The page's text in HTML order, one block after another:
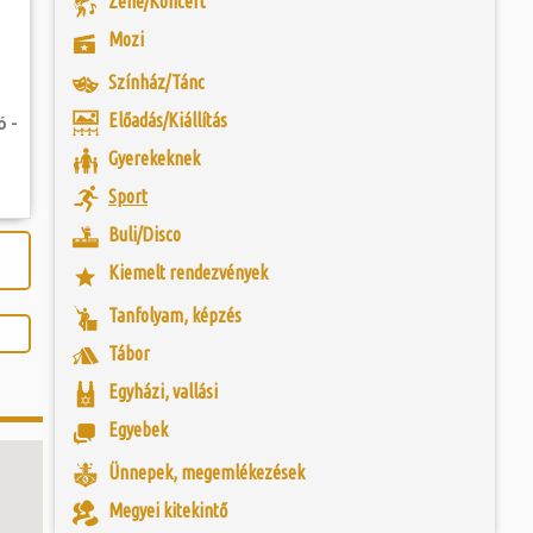
1968-ban
(1903-1975),
főorvos, aki
közönségének
A főorvos
szenvedéllyel
egyben
a
A találkozó
játékkal és
a lépést a
Mozi
Színház/Tánc
Előadás/Kiállítás
Gyerekeknek
Sport
Buli/Disco
Kiemelt rendezvények
Tanfolyam, képzés
Tábor
Egyházi, vallási
Egyebek
Ünnepek, megemlékezések
Megyei kitekintő
-